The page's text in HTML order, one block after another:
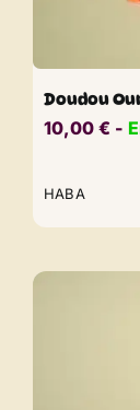
Doudou
10,00 € ​​ -
HABA